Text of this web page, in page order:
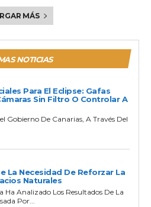
MÁS
NOTICIAS
Para El Eclipse: Gafas
Sin Filtro O Controlar A
Gobierno De Canarias, A Través Del
La Necesidad De Reforzar La
Naturales
Ha Analizado Los Resultados De La
Por...